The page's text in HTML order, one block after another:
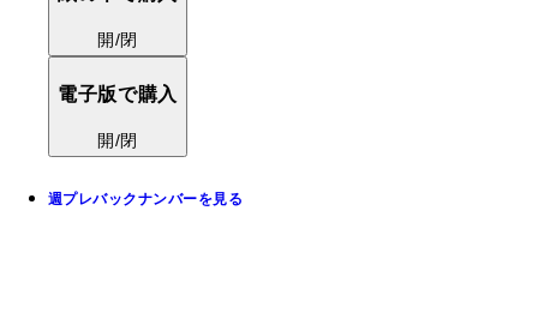
開/閉
電子版で購入
開/閉
週プレバックナンバーを見る